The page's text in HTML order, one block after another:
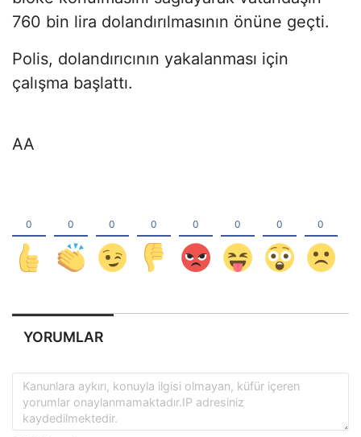
760 bin lira dolandırılmasının önüne geçti.
Polis, dolandırıcının yakalanması için
çalışma başlattı.
AA
YORUMLAR